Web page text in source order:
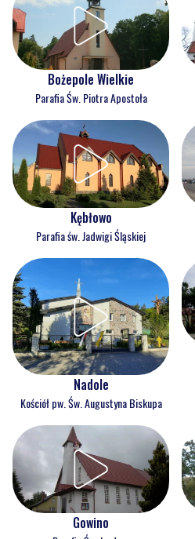
Bożepole Wielkie
Parafia Św. Piotra Apostoła
Kębłowo
Parafia św. Jadwigi Śląskiej
Nadole
Kościół pw. Św. Augustyna Biskupa
Gowino